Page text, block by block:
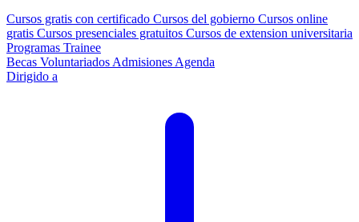
Cursos gratis con certificado Cursos del gobierno Cursos online
gratis Cursos presenciales gratuitos Cursos de extension universitaria
Programas Trainee
Becas Voluntariados Admisiones Agenda
Dirigido a